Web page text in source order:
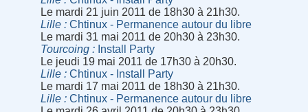
Le mardi 21 juin 2011 de 18h30 à 21h30.
Lille
Chtinux - Permanence autour du libre
Le mardi 31 mai 2011 de 20h30 à 23h30.
Tourcoing
Install Party
Le jeudi 19 mai 2011 de 17h30 à 20h30.
Lille
Chtinux - Install Party
Le mardi 17 mai 2011 de 18h30 à 21h30.
Lille
Chtinux - Permanence autour du libre